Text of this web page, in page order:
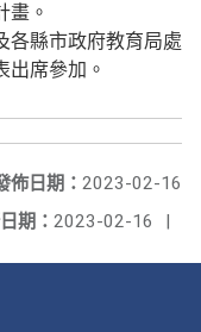
畫。
各縣市政府教育局處
出席參加。
佈日期： 2023-02-16
期： 2023-02-16 |